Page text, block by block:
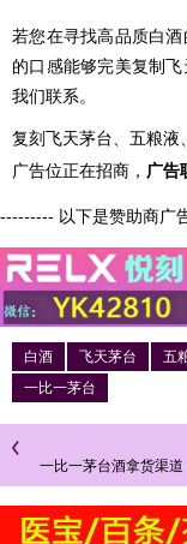
若您在寻找高品质白
的口感能够完美复制
我们联系。
复刻飞天茅台、五粮液
广告位正在招商， 广告
--------- 以下是赞助商广
白酒 飞天茅台 五
一比一茅台
一比一茅台酒拿货渠道
茅